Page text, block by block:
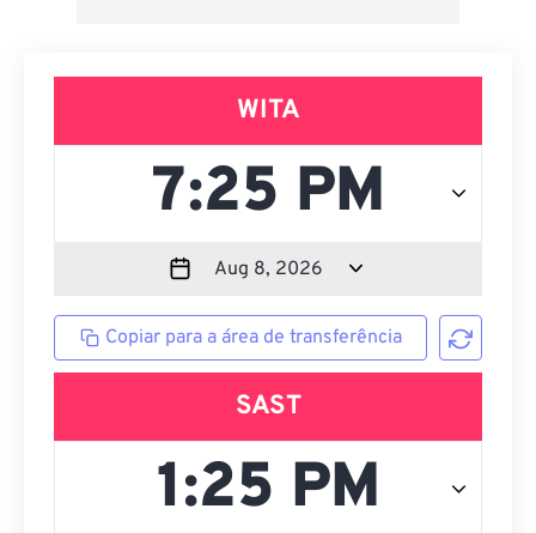
WITA
Copiar para a área de transferência
SAST